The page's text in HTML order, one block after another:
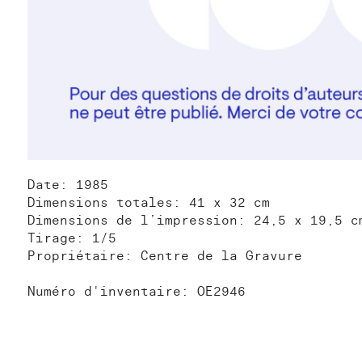
Date: 1985
Dimensions totales: 41 x 32 cm
Dimensions de l’impression: 24,5 x 19,5
Tirage: 1/5
Propriétaire: Centre de la Gravure
Numéro d'inventaire: OE2946